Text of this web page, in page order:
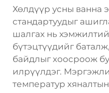
Хөлдүүр усны ванна
стандартуудыг
шалгах нь
бүтэцтүүдийг
байдлыг хоосроож
илрүүлдэг.
температур